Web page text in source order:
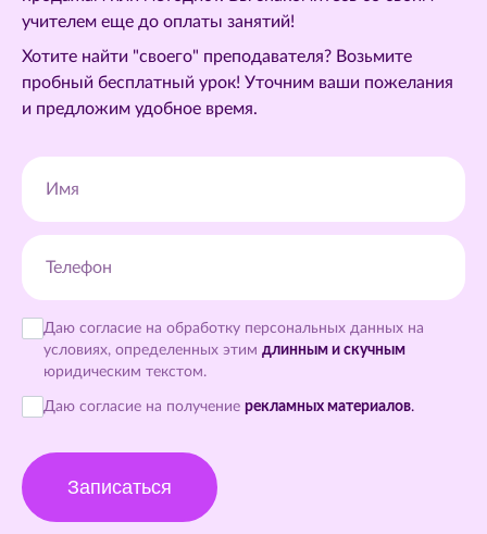
учителем еще до оплаты занятий!
Хотите найти "своего" преподавателя? Возьмите
пробный бесплатный урок! Уточним ваши пожелания
и предложим удобное время.
Имя
Телефон
Даю согласие на обработку персональных данных на
условиях, определенных этим длинным и скучным
юридическим текстом.
Даю согласие на получение рекламных материалов.
Записаться